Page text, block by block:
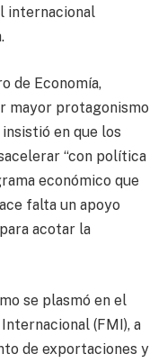
internacional
de Economía,
mayor protagonismo
en que los
“con política
económico que
falta un apoyo
acotar la
se plasmó en el
(FMI), a
de exportaciones y